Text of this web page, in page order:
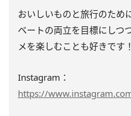
おいしいものと旅行のため
ベートの両立を目標にしつ
メを楽しむことも好きです！
Instagram：
https://